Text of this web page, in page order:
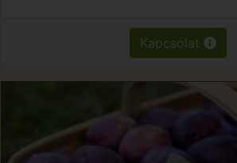
Kapcsolat